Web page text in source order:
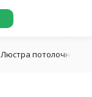
Люстра потолочная